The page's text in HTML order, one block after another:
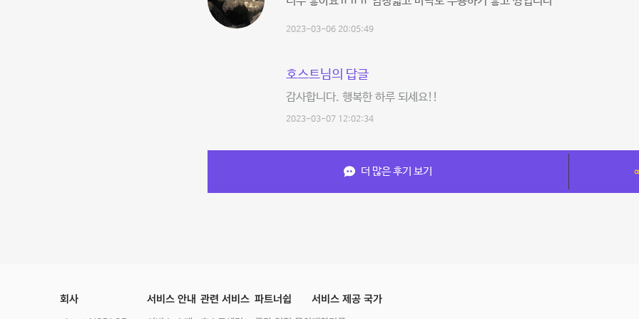
2023-03-06 20:05:49
호스트님의 답글
감사합니다. 행복한 하루 되세요!!
2023-03-07 12:02:34
더 많은 후기 보기
회사 서비스 안내 관련 서비스 파트너쉽 서비스 제공 국가